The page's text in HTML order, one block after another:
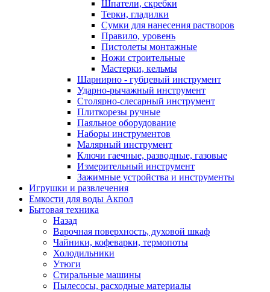
Шпатели, скребки
Терки, гладилки
Сумки для нанесения растворов
Правило, уровень
Пистолеты монтажные
Ножи строительные
Мастерки, кельмы
Шарнирно - губцевый инструмент
Ударно-рычажный инструмент
Столярно-слесарный инструмент
Плиткорезы ручные
Паяльное оборудование
Наборы инструментов
Малярный инструмент
Ключи гаечные, разводные, газовые
Измерительный инструмент
Зажимные устройства и инструменты
Игрушки и развлечения
Емкости для воды Акпол
Бытовая техника
Назад
Варочная поверхность, духовой шкаф
Чайники, кофеварки, термопоты
Холодильники
Утюги
Стиральные машины
Пылесосы, расходные материалы